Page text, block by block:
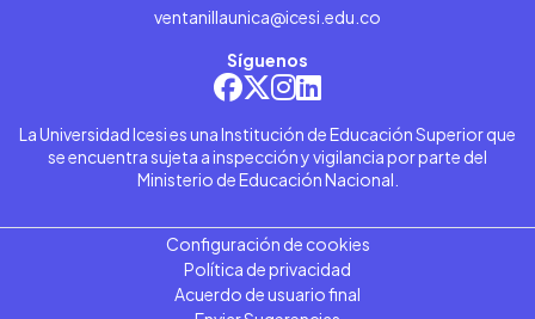
ventanillaunica@icesi.edu.co
Síguenos
La Universidad Icesi es una Institución de Educación Superior que
se encuentra sujeta a inspección y vigilancia por parte del
Ministerio de Educación Nacional.
Configuración de cookies
Política de privacidad
Acuerdo de usuario final